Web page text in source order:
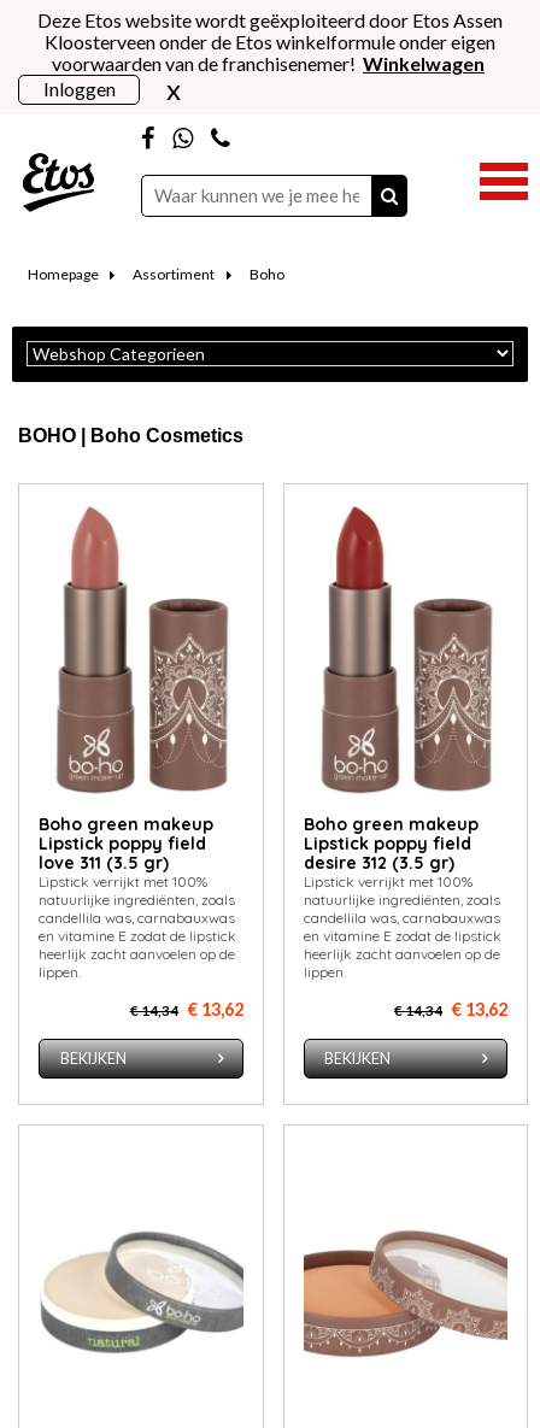
Deze Etos website wordt geëxploiteerd door Etos Assen
Kloosterveen onder de Etos winkelformule onder eigen
voorwaarden van de franchisenemer! Winkelwagen
Inloggen
x
Homepage Assortiment Boho
BOHO | Boho Cosmetics
Boho green makeup
Lipstick poppy field
love 311 (3.5 gr)
Lipstick verrijkt met 100%
natuurlijke ingrediënten, zoals
candellila was, carnabauxwas
en vitamine E zodat de lipstick
heerlijk zacht aanvoelen op de
lippen.
€ 14,34 € 13,62
BEKIJKEN
Boho green makeup
Lipstick poppy field
desire 312 (3.5 gr)
Lipstick verrijkt met 100%
natuurlijke ingrediënten, zoals
candellila was, carnabauxwas
en vitamine E zodat de lipstick
heerlijk zacht aanvoelen op de
lippen.
€ 14,34 € 13,62
BEKIJKEN